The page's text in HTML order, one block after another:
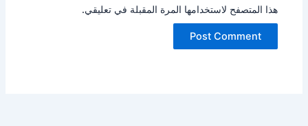
هذا المتصفح لاستخدامها المرة المقبلة في تعليقي.